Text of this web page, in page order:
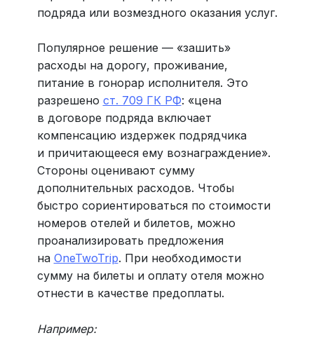
подряда или возмездного оказания услуг.
Популярное решение — «зашить»
расходы на дорогу, проживание,
питание в гонорар исполнителя. Это
разрешено ст. 709 ГК РФ: «цена
в договоре подряда включает
компенсацию издержек подрядчика
и причитающееся ему вознаграждение».
Стороны оценивают сумму
дополнительных расходов. Чтобы
быстро сориентироваться по стоимости
номеров отелей и билетов, можно
проанализировать предложения
на OneTwoTrip. При необходимости
сумму на билеты и оплату отеля можно
отнести в качестве предоплаты.
Например: